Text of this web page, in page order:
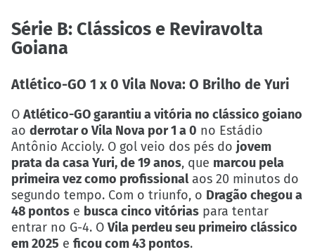
Série B: Clássicos e Reviravolta
Goiana
Atlético-GO 1 x 0 Vila Nova: O Brilho de Yuri
O Atlético-GO garantiu a vitória no clássico goiano
ao derrotar o Vila Nova por 1 a 0 no Estádio
Antônio Accioly. O gol veio dos pés do jovem
prata da casa Yuri, de 19 anos, que marcou pela
primeira vez como profissionalaos 20 minutos do
segundo tempo. Com o triunfo, o Dragão chegou a
48 pontos e busca cinco vitórias para tentar
entrar no G-4. O Vila perdeu seu primeiro clássico
em 2025 e ficou com 43 pontos.